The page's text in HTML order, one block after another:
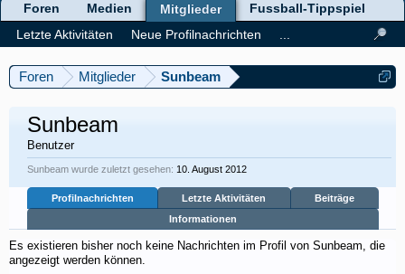
Foren Mitglieder Sunbeam
Sunbeam
Benutzer
Sunbeam wurde zuletzt gesehen: 10. August 2012
Profilnachrichten Letzte Aktivitäten
Beiträge
Informationen
Es existieren bisher noch keine Nachrichten im Profil von Sunbeam, die
angezeigt werden können.
Foren Medien
Mitglieder
Letzte Aktivitäten
Neue Profilnachrichten
Fussball-Tippspiel